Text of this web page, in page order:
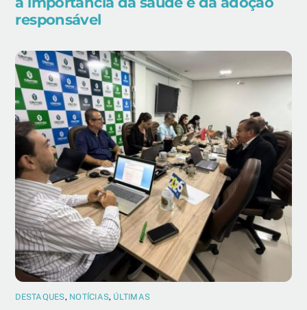
responsável
DESTAQUES, NOTÍCIAS, ÚLTIMAS